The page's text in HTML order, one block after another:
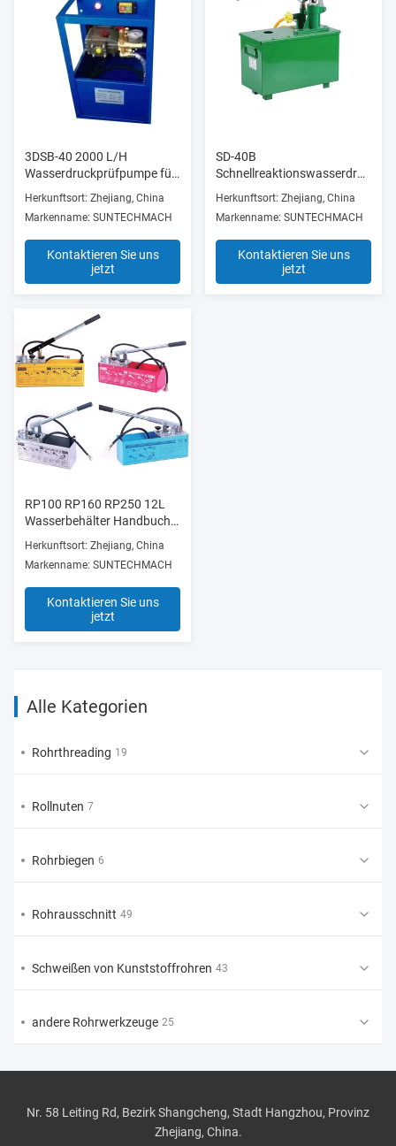
3DSB-40 2000 L/H
Wasserdruckprüfpumpe für
Produktionsanlagen
Herkunftsort: Zhejiang, China
Markenname: SUNTECHMACH
Kontaktieren Sie uns
jetzt
SD-40B
Herkunftsort: Zhejiang, China
Markenname: SUNTECHMACH
Kontaktieren Sie uns
jetzt
RP100 RP160 RP250 12L
Wasserbehälter Handbuch
1/2'' BSPP Verbindungen
Hydrostatische Prüfpumpe
Herkunftsort: Zhejiang, China
Markenname: SUNTECHMACH
Kontaktieren Sie uns
jetzt
Alle Kategorien
Rohrthreading 19
Rollnuten 7
Rohrbiegen 6
Rohrausschnitt 49
Schweißen von Kunststoffrohren 43
andere Rohrwerkzeuge 25
Nr. 58 Leiting Rd, Bezirk Shangcheng, Stadt Hangzhou, Provinz
Zhejiang, China.